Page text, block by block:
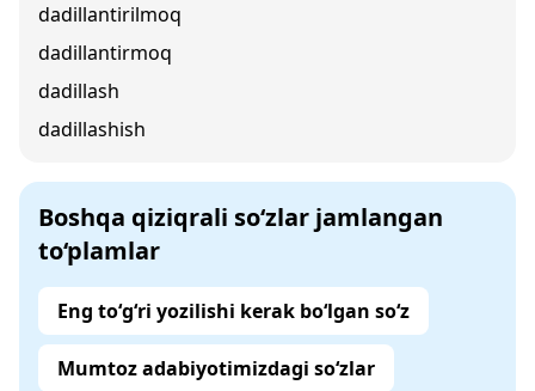
dadillantirilmoq
dadillantirmoq
dadillash
dadillashish
Boshqa qiziqrali so‘zlar jamlangan
to‘plamlar
Eng to‘g‘ri yozilishi kerak bo‘lgan so‘z
Mumtoz adabiyotimizdagi so‘zlar